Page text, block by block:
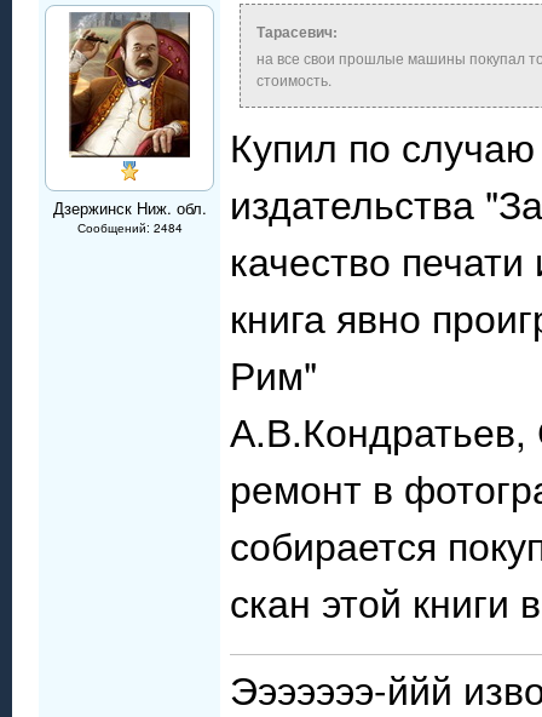
Дзержинск Ниж. обл.
Сообщений: 2484
Тарасевич:
на все свои прошлые машины покупал
стоимость.
Купил по
издательства
качество
книга явно
Рим"
ремонт в
собирается
скан этой книги
Эээээээ-ййй